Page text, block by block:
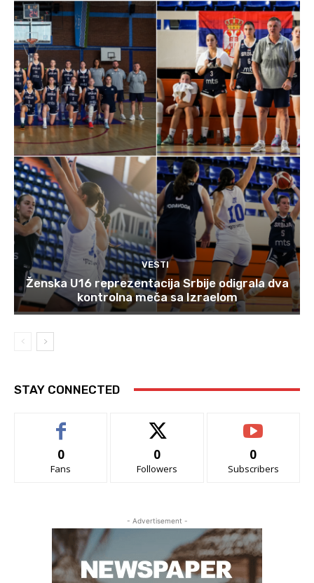
VESTI
Ženska U16 reprezentacija Srbije odigrala dva
kontrolna meča sa Izraelom
STAY CONNECTED
0
Fans
0
Followers
0
Subscribers
- Advertisement -